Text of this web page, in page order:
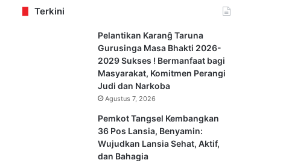
Terkini
Pelantikan Karanĝ Taruna
Gurusinga Masa Bhakti 2026-
2029 Sukses ! Bermanfaat bagi
Masyarakat, Komitmen Perangi
Judi dan Narkoba
Agustus 7, 2026
Pemkot Tangsel Kembangkan
36 Pos Lansia, Benyamin:
Wujudkan Lansia Sehat, Aktif,
dan Bahagia